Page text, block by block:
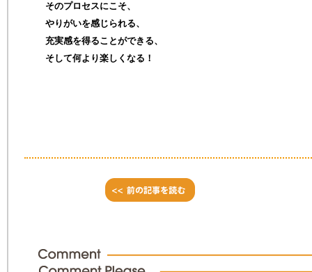
そのプロセスにこそ、
やりがいを感じられる、
充実感を得ることができる、
そして何より楽しくなる！